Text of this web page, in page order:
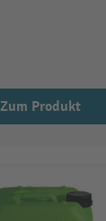
Zum Produkt